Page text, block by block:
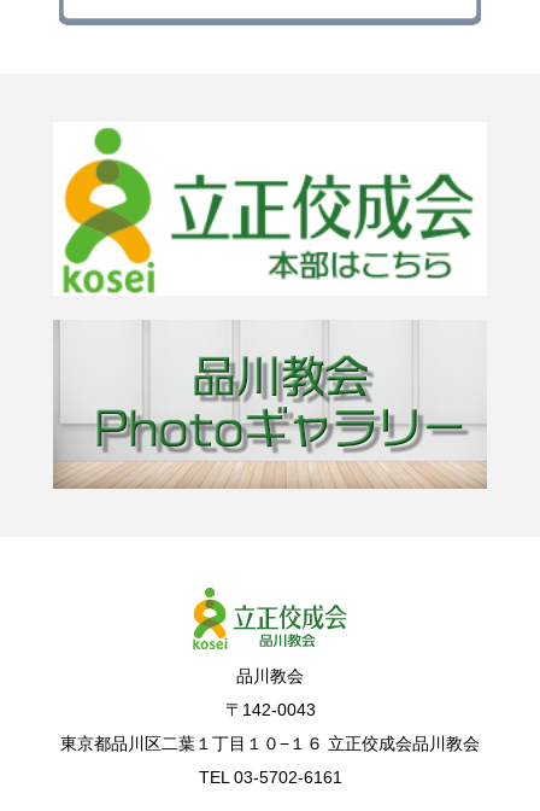
品川教会
〒142-0043
東京都品川区二葉１丁目１０−１６ 立正佼成会品川教会
TEL 03-5702-6161